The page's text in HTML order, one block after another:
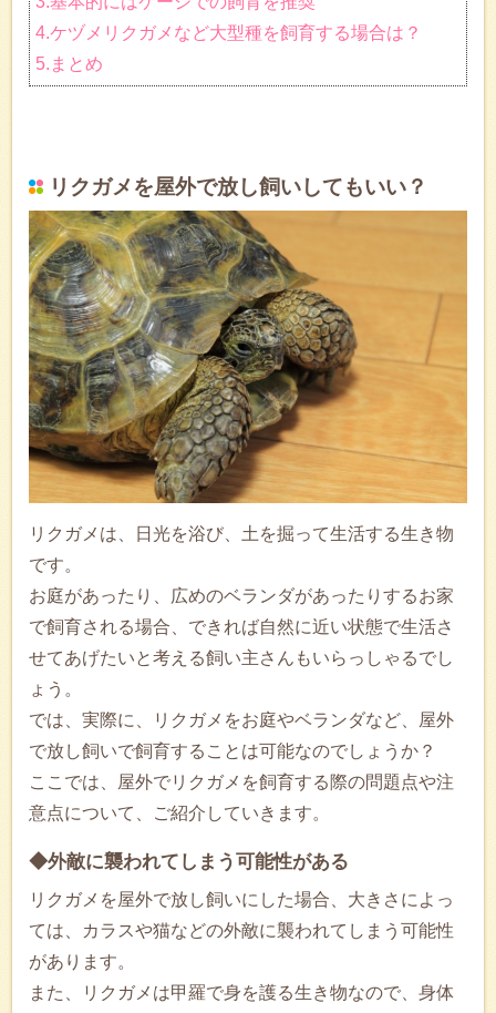
4.ケヅメリクガメなど大型種を飼育する場合は？
5.まとめ
リクガメを屋外で放し飼いしてもいい？
リクガメは、日光を浴び、土を掘って生活する生き物
です。
お庭があったり、広めのベランダがあったりするお家
で飼育される場合、できれば自然に近い状態で生活さ
せてあげたいと考える飼い主さんもいらっしゃるでし
ょう。
では、実際に、リクガメをお庭やベランダなど、屋外
で放し飼いで飼育することは可能なのでしょうか？
ここでは、屋外でリクガメを飼育する際の問題点や注
意点について、ご紹介していきます。
◆外敵に襲われてしまう可能性がある
リクガメを屋外で放し飼いにした場合、大きさによっ
ては、カラスや猫などの外敵に襲われてしまう可能性
があります。
また、リクガメは甲羅で身を護る生き物なので、身体